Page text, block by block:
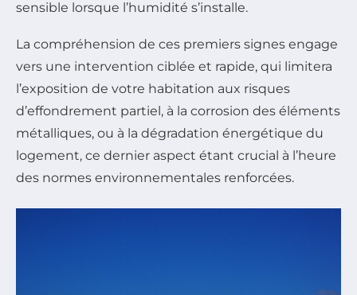
sensible lorsque l’humidité s’installe.
La compréhension de ces premiers signes engage
vers une intervention ciblée et rapide, qui limitera
l’exposition de votre habitation aux risques
d’effondrement partiel, à la corrosion des éléments
métalliques, ou à la dégradation énergétique du
logement, ce dernier aspect étant crucial à l’heure
des normes environnementales renforcées.